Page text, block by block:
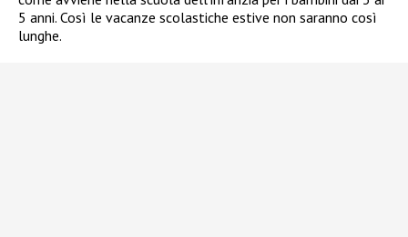
5 anni. Così le vacanze scolastiche estive non saranno così
lunghe.